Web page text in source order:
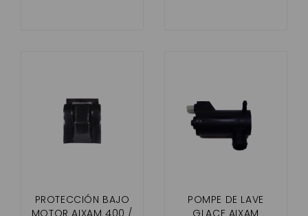
PROTECCIÓN BAJO
MOTOR AIXAM 400 /
POMPE DE LAVE
GLACE AIXAM